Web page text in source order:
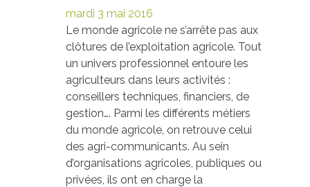
mardi 3 mai 2016
Le monde agricole ne s’arrête pas aux
clôtures de l’exploitation agricole. Tout
un univers professionnel entoure les
agriculteurs dans leurs activités :
conseillers techniques, financiers, de
gestion…. Parmi les différents métiers
du monde agricole, on retrouve celui
des agri-communicants. Au sein
d’organisations agricoles, publiques ou
privées, ils ont en charge la